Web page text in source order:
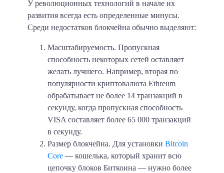
У революционных технологий в начале их
развития всегда есть определенные минусы.
Среди недостатков блокчейна обычно выделяют:
Масштабируемость. Пропускная
способность некоторых сетей оставляет
желать лучшего. Например, вторая по
популярности криптовалюта Ethreum
обрабатывает не более 14 транзакций в
секунду, когда пропускная способность
VISA составляет более 65 000 транзакций
в секунду.
Размер блокчейна. Для установки Bitcoin
Core — кошелька, который хранит всю
цепочку блоков Биткоина — нужно более